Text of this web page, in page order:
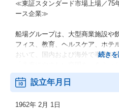
≪東証スタンダード市場上場／75
ース企業≫
船場グループは、大型商業施設や
フィス、教育、ヘルスケア、ホテ
おいて、国内および海外で事業を
セスを貫してサポートしています
設立年月日
1962年 2月 1日